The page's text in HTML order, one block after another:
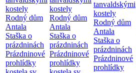
kostely
Rodný dům
Antala
Staška o
prázdninách
Prázdninové
prohlídky
kostely
Rodný dům
Antala
Staška o
prázdninách
Prázdninové
prohlídky
tanvaldskými
kostely
Rodný dům
Antala
Staška o
prázdninách
Prázdninové
prohlídky